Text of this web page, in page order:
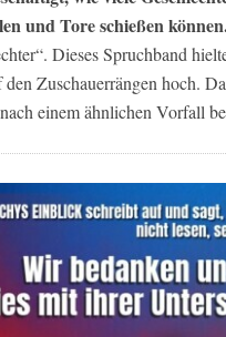
und Tore schießen
Dieses Spruchband
den Zuschauerrängen hoch.
einem ähnlichen Vorfall